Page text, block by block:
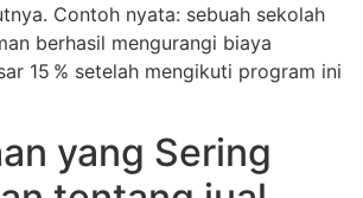
Contoh nyata: sebuah sekolah
berhasil mengurangi biaya
15 % setelah mengikuti program ini
yang Sering